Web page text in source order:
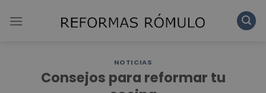
NOTICIAS
Consejos para reformar tu